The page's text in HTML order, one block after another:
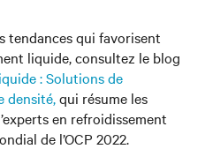
tendances qui favorisent
liquide, consultez le blog
: Solutions de
densité,qui résume les
en refroidissement
de l’OCP 2022.